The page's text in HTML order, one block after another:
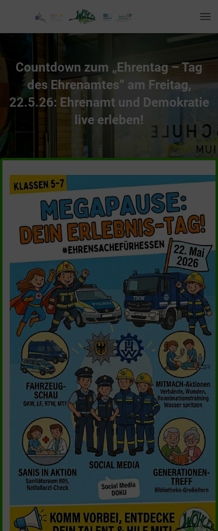
O
L
I
A
T
I
O
Countdown zum „Ehrentag – Tag
des Ehrenamtes“ am Freitag,
22.5.26: Ehrenamt und Demokratie
live erleben!